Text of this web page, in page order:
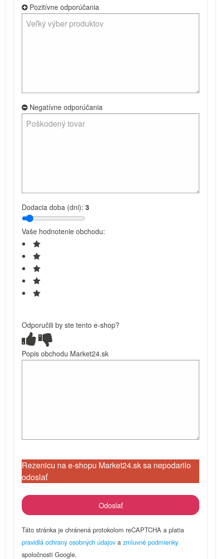
Pozitívne odporúčania
Negatívne odporúčania
Dodacia doba (dni): 3
Vaše hodnotenie obchodu:
Odporučili by ste tento e-shop?
Popis obchodu Market24.sk
Rezenicu na e-shopu Market24.sk sa nepodarilo
odoslať
Táto stránka je chránená protokolom reCAPTCHA a platia
pravidlá ochrany osobných údajov a zmluvné podmienky
spoločnosti Google.